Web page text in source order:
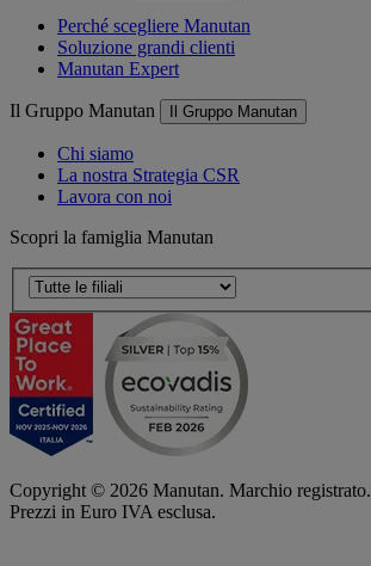
Perché scegliere Manutan
Soluzione grandi clienti
Manutan Expert
Il Gruppo Manutan Il Gruppo Manutan
Chi siamo
La nostra Strategia CSR
Lavora con noi
Scopri la famiglia Manutan
Copyright © 2026 Manutan. Marchio registrato.
Prezzi in Euro IVA esclusa.